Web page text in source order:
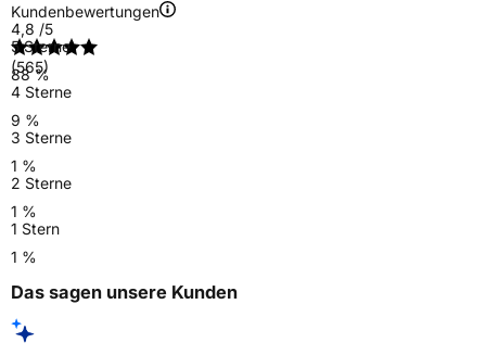
Kundenbewertungen
4,8 /5
(565)
5 Sterne
88 %
4 Sterne
9 %
3 Sterne
1 %
2 Sterne
1 %
1 Stern
1 %
Das sagen unsere Kunden